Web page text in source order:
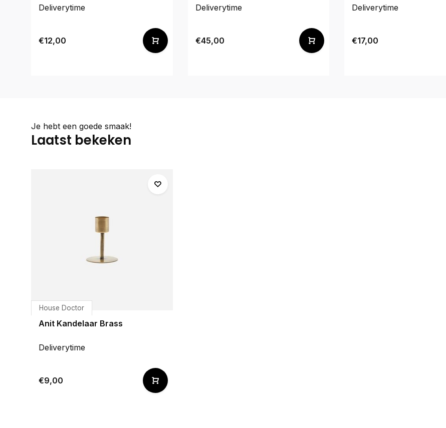
Deliverytime
€12,00
Deliverytime
€45,00
Deliverytime
€17,00
Je hebt een goede smaak!
Laatst bekeken
House Doctor
Anit Kandelaar Brass
Deliverytime
€9,00